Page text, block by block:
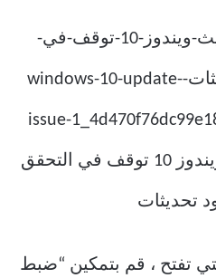
تفتح ، قم بتمكين “ضبط